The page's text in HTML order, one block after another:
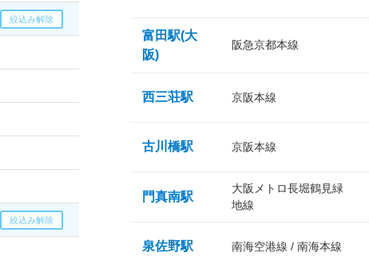
富田駅(大
阪)
阪急京都本線
西三荘駅 京阪本線
古川橋駅 京阪本線
門真南駅
大阪メトロ長堀鶴見緑
地線
泉佐野駅 南海空港線 / 南海本線